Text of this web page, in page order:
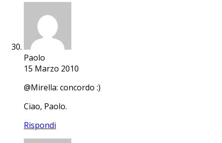
Paolo
15 Marzo 2010
@Mirella: concordo :)
Ciao, Paolo.
Rispondi